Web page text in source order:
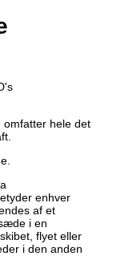
omfatter hele det
enhver
af et
i en
flyet eller
i den anden